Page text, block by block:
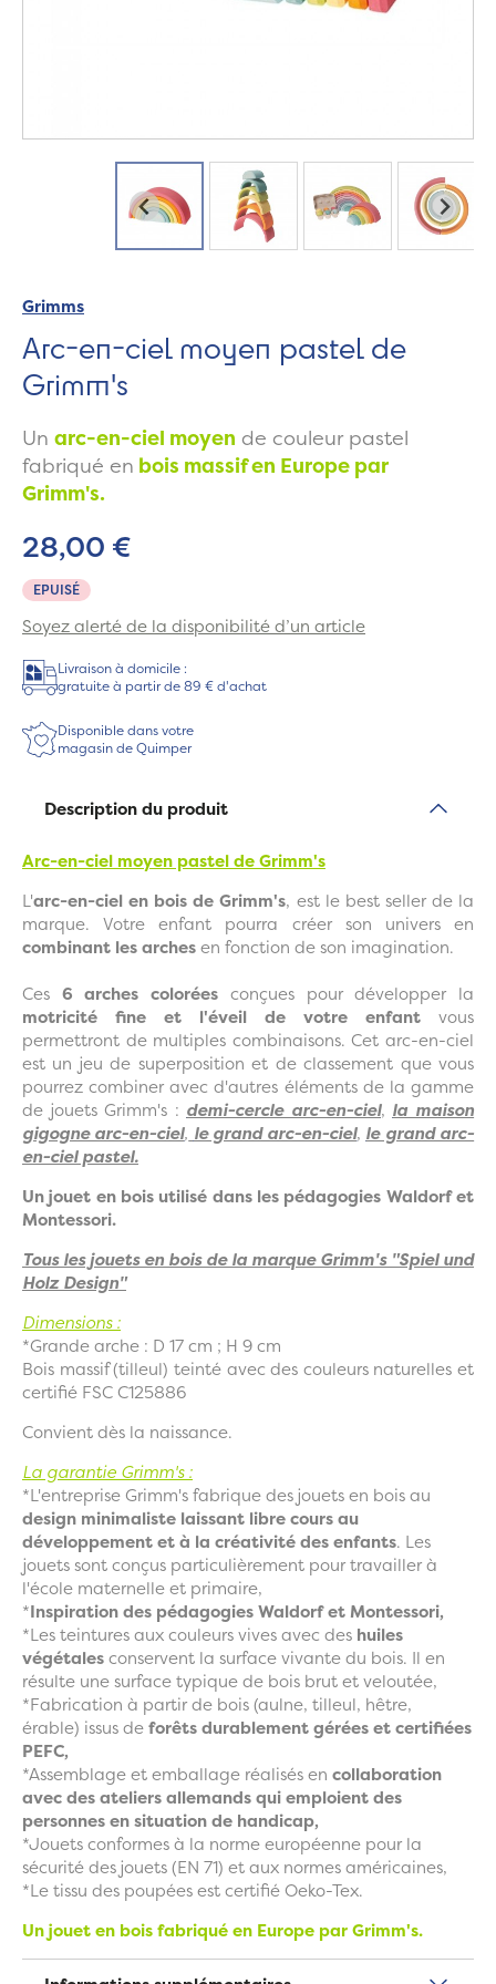
Grimms
Arc-en-ciel moyen pastel de
Grimm's
Un arc-en-ciel moyen de couleur pastel
fabriqué en bois massif en Europe par
Grimm's.
EPUISÉ
28,00 €
Soyez alerté de la disponibilité d’un article
Livraison à domicile :
gratuite à partir de 89 € d'achat
Disponible dans votre
magasin de Quimper
Description du produit
Arc-en-ciel moyen pastel de Grimm's
L'arc-en-ciel en bois de Grimm's, est le best seller de la
marque. Votre enfant pourra créer son univers en
combinant les archesen fonction de son imagination.
Ces 6 arches colorées conçues pour développer la
motricité fine et l'éveil de votre enfant vous
permettront de multiples combinaisons. Cet arc-en-ciel
est un jeu de superposition et de classement que vous
pourrez combiner avec d'autres éléments de la gamme
de jouets Grimm's : demi-cercle arc-en-ciel, la maison
gigogne arc-en-ciel, le grand arc-en-ciel, le grand arc-
en-ciel pastel.
Un jouet en bois utilisé dans les pédagogies Waldorf et
Montessori.
Tous les jouets en bois de la marque Grimm's "Spiel und
Holz Design"
Dimensions :
*Grande arche : D 17 cm ; H 9 cm
Bois massif (tilleul) teinté avec des couleurs naturelles et
certifié FSC C125886
Convient dès la naissance.
La garantie Grimm's :
*L'entreprise Grimm's fabrique des jouets en bois au
design minimaliste laissant libre cours au
développement et à la créativité des enfants. Les
jouets sont conçus particulièrement pour travailler à
l'école maternelle et primaire,
*Inspiration des pédagogies Waldorf et Montessori,
*Les teintures aux couleurs vives avec des huiles
végétalesconservent la surface vivante du bois. Il en
résulte une surface typique de bois brut et veloutée,
*Fabrication à partir de bois (aulne, tilleul, hêtre,
érable) issus deforêts durablement gérées et certifiées
PEFC,
*Assemblage et emballage réalisés en collaboration
avec des ateliers allemands qui emploient des
personnes en situation de handicap,
*Jouets conformes à la norme européenne pour la
sécurité des jouets (EN 71) et aux normes américaines,
*Le tissu des poupées est certifié Oeko-Tex.
Un jouet en bois fabriqué en Europe par Grimm's.